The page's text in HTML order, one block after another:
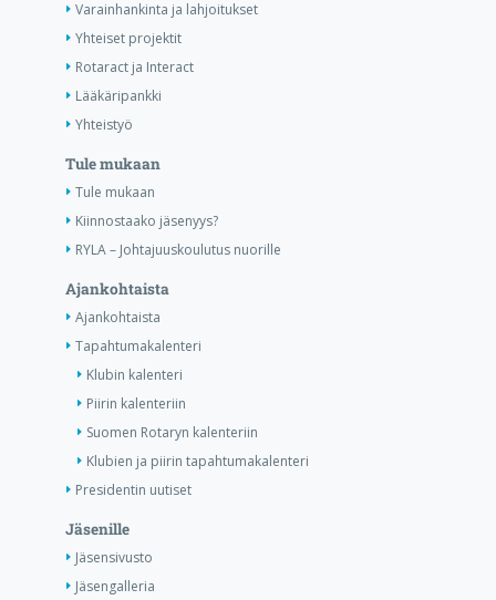
Varainhankinta ja lahjoitukset
Yhteiset projektit
Rotaract ja Interact
Lääkäripankki
Yhteistyö
Tule mukaan
Tule mukaan
Kiinnostaako jäsenyys?
RYLA – Johtajuuskoulutus nuorille
Ajankohtaista
Ajankohtaista
Tapahtumakalenteri
Klubin kalenteri
Piirin kalenteriin
Suomen Rotaryn kalenteriin
Klubien ja piirin tapahtumakalenteri
Presidentin uutiset
Jäsenille
Jäsensivusto
Jäsengalleria